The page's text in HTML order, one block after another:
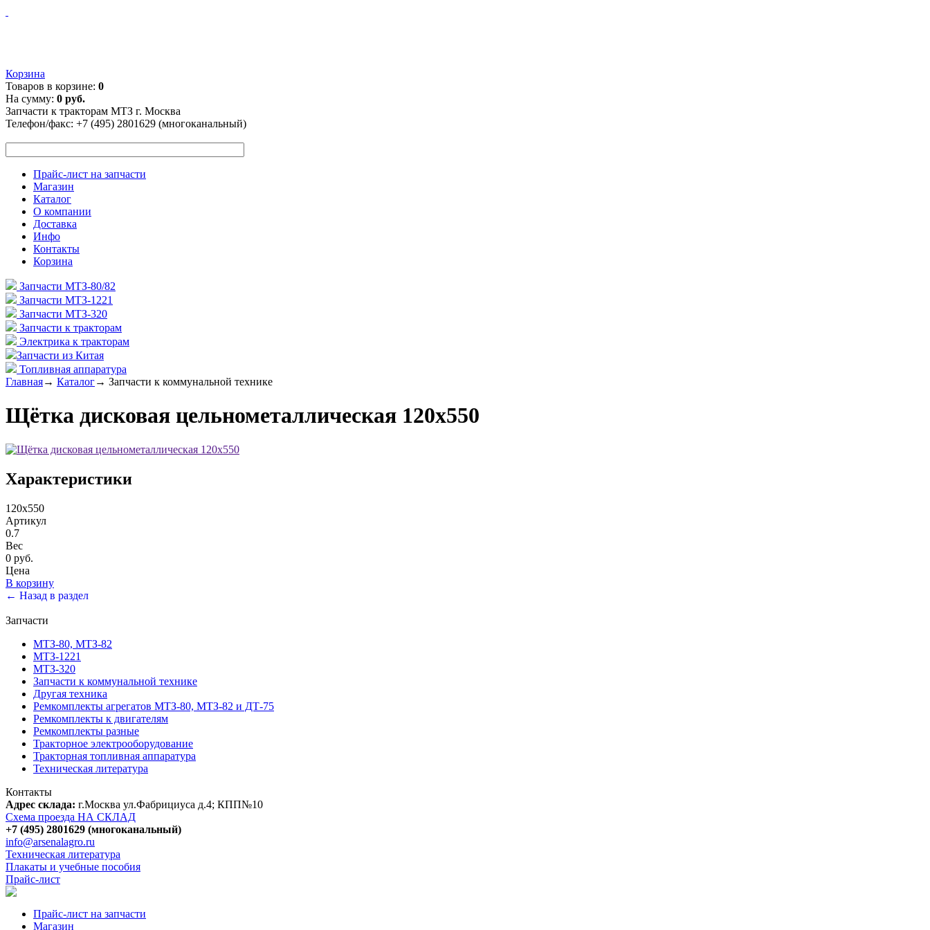
Корзина
Товаров в корзине: 0
На сумму: 0 руб.
Запчасти к тракторам МТЗ г. Москва
Телефон/факс: +7 (495) 2801629 (многоканальный)
Прайс-лист на запчасти
Магазин
Каталог
О компании
Доставка
Инфо
Контакты
Корзина
Запчасти МТЗ-80/82
Запчасти МТЗ-1221
Запчасти МТЗ-320
Запчасти к тракторам
Электрика к тракторам
Запчасти из Китая
Топливная аппаратура
Главная→ Каталог→ Запчасти к коммунальной технике
Щётка дисковая цельнометаллическая 120х550
Характеристики
120х550
Артикул
0.7
Вес
0 руб.
Цена
В корзину
← Назад в раздел
Запчасти
МТЗ-80, МТЗ-82
МТЗ-1221
МТЗ-320
Запчасти к коммунальной технике
Другая техника
Ремкомплекты агрегатов МТЗ-80, МТЗ-82 и ДТ-75
Ремкомплекты к двигателям
Ремкомплекты разные
Тракторное электрооборудование
Тракторная топливная аппаратура
Техническая литература
Контакты
Адрес склада: г.Москва ул.Фабрициуса д.4; КПП№10
Схема проезда НА СКЛАД
+7 (495) 2801629 (многоканальный)
info@arsenalagro.ru
Техническая литература
Плакаты и учебные пособия
Прайс-лист
Прайс-лист на запчасти
Магазин